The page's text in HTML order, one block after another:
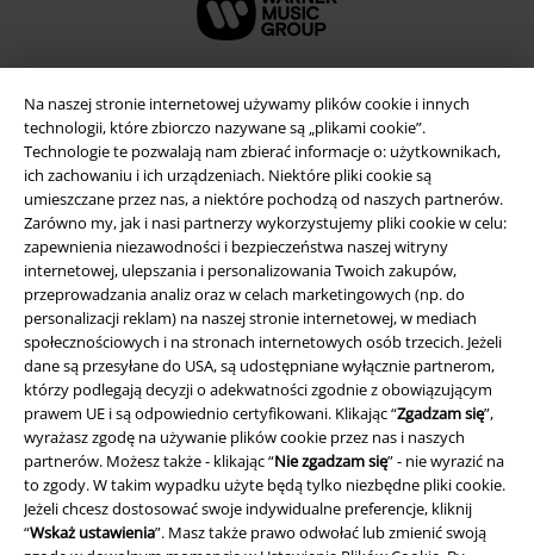
Na naszej stronie internetowej używamy plików cookie i innych
technologii, które zbiorczo nazywane są „plikami cookie”.
Technologie te pozwalają nam zbierać informacje o: użytkownikach,
ich zachowaniu i ich urządzeniach. Niektóre pliki cookie są
umieszczane przez nas, a niektóre pochodzą od naszych partnerów.
Zarówno my, jak i nasi partnerzy wykorzystujemy pliki cookie w celu:
zapewnienia niezawodności i bezpieczeństwa naszej witryny
internetowej, ulepszania i personalizowania Twoich zakupów,
przeprowadzania analiz oraz w celach marketingowych (np. do
personalizacji reklam) na naszej stronie internetowej, w mediach
społecznościowych i na stronach internetowych osób trzecich. Jeżeli
dane są przesyłane do USA, są udostępniane wyłącznie partnerom,
którzy podlegają decyzji o adekwatności zgodnie z obowiązującym
prawem UE i są odpowiednio certyfikowani. Klikając “Zgadzam się”,
wyrażasz zgodę na używanie plików cookie przez nas i naszych
partnerów. Możesz także - klikając “Nie zgadzam się” - nie wyrazić na
to zgody. W takim wypadku użyte będą tylko niezbędne pliki cookie.
Jeżeli chcesz dostosować swoje indywidualne preferencje, kliknij
“Wskaż ustawienia”. Masz także prawo odwołać lub zmienić swoją
Informacje prawne
Regulamin
Dane firmy
Polityka prywatności
Unieszkodliwianie odpadów i ochrona środowiska